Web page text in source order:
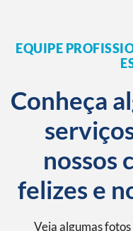
EQUIPE
Conheça
nossos
felizes e
Veja algumas